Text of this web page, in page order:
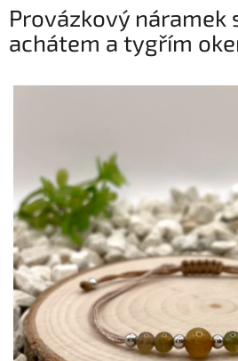
ů
Provázkový náramek
achátem a tygřím